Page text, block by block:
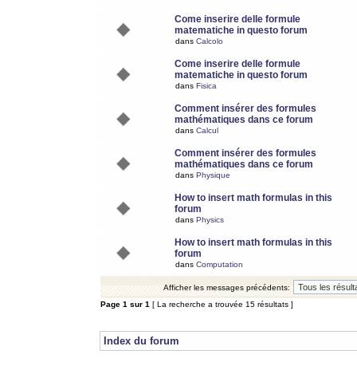
Come inserire delle formule
matematiche in questo forum
dans Calcolo
Come inserire delle formule
matematiche in questo forum
dans Fisica
Comment insérer des formules
mathématiques dans ce forum
dans Calcul
Comment insérer des formules
mathématiques dans ce forum
dans Physique
How to insert math formulas in this
forum
dans Physics
How to insert math formulas in this
forum
dans Computation
Afficher les messages précédents:
Page 1 sur 1 [ La recherche a trouvée 15 résultats ]
Index du forum